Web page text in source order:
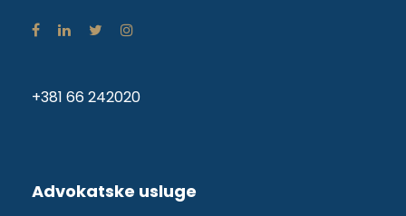
+381 66 242020
Advokatske usluge